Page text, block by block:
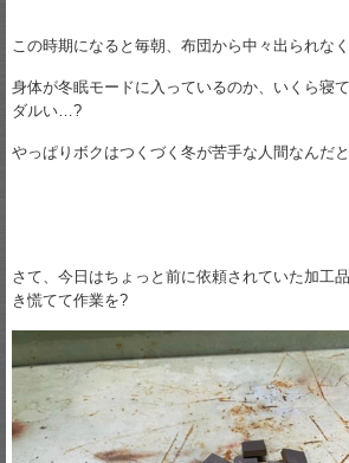
この時期になると毎朝、布団から中々出られな
身体が冬眠モードに入っているのか、いくら寝
ダルい…?
やっぱりボクはつくづく冬が苦手な人間なんだ
さて、今日はちょっと前に依頼されていた加工
き慌てて作業を?